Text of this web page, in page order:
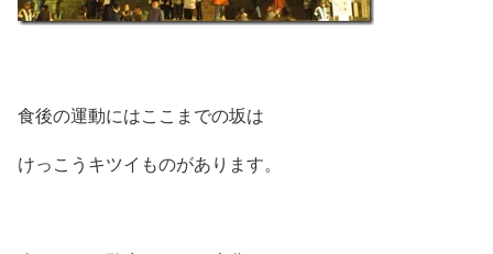
食後の運動にはここまでの坂は
けっこうキツイものがあります。